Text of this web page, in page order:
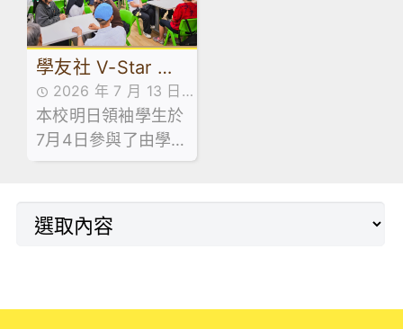
學友社 V-Star 計
劃 — 長者探訪日
2026 年 7 月 13 日
活動花絮
本校明日領袖學生於
7月4日參與了由學友
社舉辦的「V-Star
日」。活動於明愛天
悅長者中心順利舉